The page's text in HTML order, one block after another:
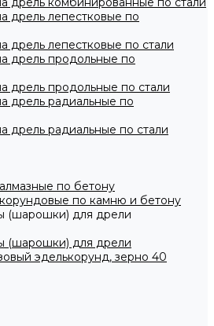
дрель лепестковые по
дрель лепестковые по стали
дрель продольные по
дрель продольные по стали
дрель радиальные по
дрель радиальные по стали
по бетону
по камню и бетону
(шарошки) для дрели
(шарошки) для дрели
эделькорунд, зерно 40